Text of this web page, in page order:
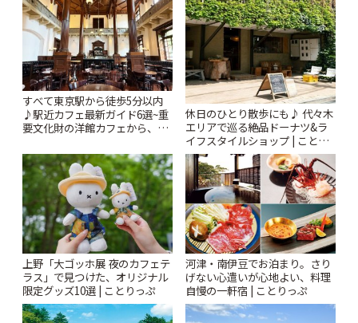
すべて東京駅から徒歩5分以内
♪駅近カフェ最新ガイド6選~重
要文化財の洋館カフェから、改
りっぷ
休日のひとり散歩にも♪ 代々木
エリアで巡る絶品ドーナツ&ラ
イフスタイルショップ | ことり
っぷ
上野「大ゴッホ展 夜のカフェテ
ラス」で見つけた、オリジナル
限定グッズ10選 | ことりっぷ
河津・南伊豆でお泊まり。さり
げない心遣いが心地よい、料理
自慢の一軒宿 | ことりっぷ